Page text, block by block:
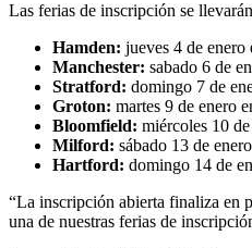
Las ferias de inscripción se
Hamden: jueves 4 de
Manchester: sabado 6 de
Stratford: domingo 7 de
Groton: martes 9 de enero
Bloomfield: miércoles 10
Milford: sábado 13 de
Hartford: domingo 14 de
“La inscripción abierta finaliza en
una de nuestras ferias de